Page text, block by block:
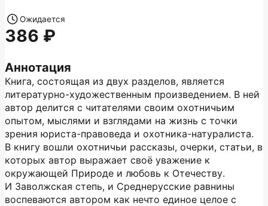
Аннотация
Книга, состоящая из двух разделов, является
литературно-художественным произведением. В ней
автор делится с читателями своим охотничьим
опытом, мыслями и взглядами на жизнь с точки
зрения юриста-правоведа и охотника-натуралиста.
В книгу вошли охотничьи рассказы, очерки, статьи, в
которых автор выражает своё уважение к
окружающей Природе и любовь к Отечеству.
И Заволжская степь, и Среднерусские равнины
воспеваются автором как нечто единое целое с
Ожидается
386